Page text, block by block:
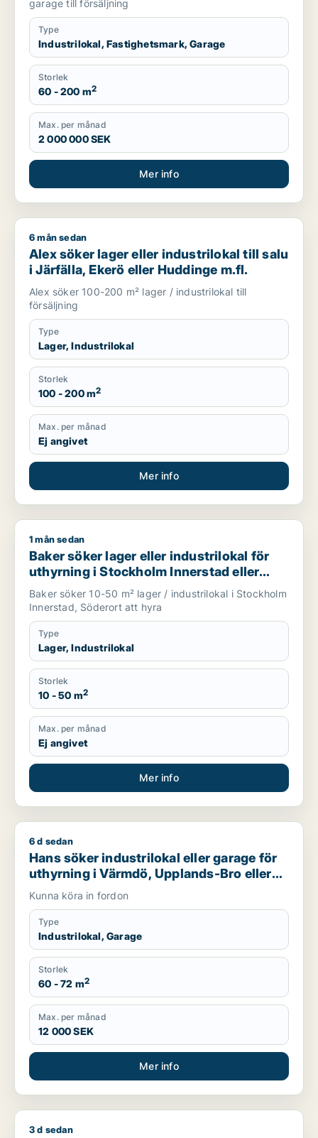
garage till försäljning
Type
Industrilokal, Fastighetsmark, Garage
Storlek
60 - 200 m2
Max. per månad
2 000 000 SEK
Mer info
Alex söker lager eller industrilokal till salu i Järfälla, Ekerö
6 mån sedan
Alex söker lager eller industrilokal till salu
i Järfälla, Ekerö eller Huddinge m.fl.
Alex söker 100-200 m² lager / industrilokal till
försäljning
Type
Lager, Industrilokal
Storlek
100 - 200 m2
Max. per månad
Ej angivet
Mer info
Baker söker lager eller industrilokal för uthyrning i
1 mån sedan
Baker söker lager eller industrilokal för
uthyrning i Stockholm Innerstad eller
Söderort
Baker söker 10-50 m² lager / industrilokal i Stockholm
Innerstad, Söderort att hyra
Type
Lager, Industrilokal
Storlek
10 - 50 m2
Max. per månad
Ej angivet
Mer info
Hans söker industrilokal eller garage för uthyrning i
6 d sedan
Hans söker industrilokal eller garage för
uthyrning i Värmdö, Upplands-Bro eller
Nacka m.fl.
Kunna köra in fordon
Type
Industrilokal, Garage
Storlek
60 - 72 m2
Max. per månad
12 000 SEK
Mer info
Saskia söker lager eller garage för uthyrning i Nacka,
3 d sedan